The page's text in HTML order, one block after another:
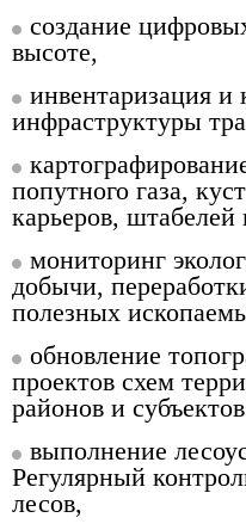
создание
высоте,
инвентаризация и
инфраструктуры
попутного газа,
карьеров,
мониторинг
добычи,
полезных
обновление
проектов схем
районов и
выполнение
Регулярный
лесов,